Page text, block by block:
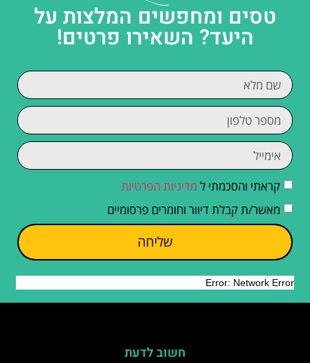
טסים ומחפשים המלצות על
היעד? השאירו פרטים!
קראתי והסכמתי ל מדיניות הפרטיות
מאשר/ת קבלת דיוור וחומרים פרסומיים
שליחה
חשוב לדעת